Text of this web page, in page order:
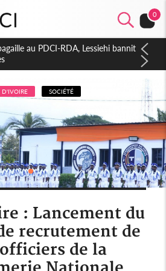
0
des sanctions contre les
D'IVOIRE SOCIÉTÉ
: Lancement du
recrutement de
de la